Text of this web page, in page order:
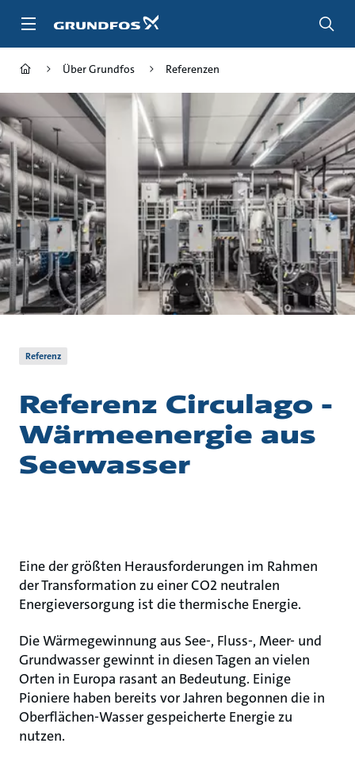
Inhalt
Über Grundfos Referenzen
Referenz
Referenz Circulago -
Wärmeenergie aus
Seewasser
Eine der größten Herausforderungen im Rahmen
der Transformation zu einer CO2 neutralen
Energieversorgung ist die thermische Energie.
Die Wärmegewinnung aus See-, Fluss-, Meer- und
Grundwasser gewinnt in diesen Tagen an vielen
Orten in Europa rasant an Bedeutung. Einige
Pioniere haben bereits vor Jahren begonnen die in
Oberflächen-Wasser gespeicherte Energie zu
nutzen.